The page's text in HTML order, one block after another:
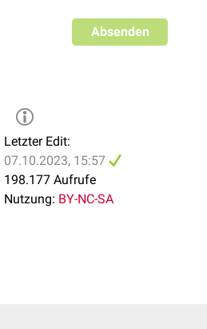
Absenden
Letzter Edit:
07.10.2023, 15:57
198.177 Aufrufe
Nutzung: BY-NC-SA